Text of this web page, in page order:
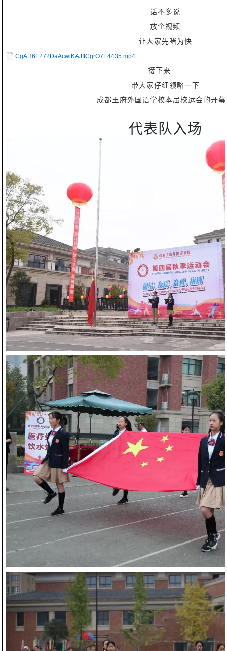
话不多说
放个视频
让大家先睹为快
CgAH6F272DaAcwiKAJIfCgrO7E4435.mp4
接下来
带大家仔细领略一下
成都王府外国语学校本届校运会的开
代表队入场